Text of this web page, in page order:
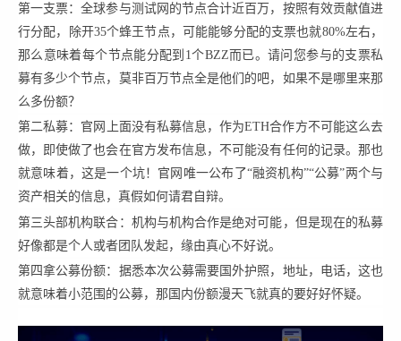
第一支票：全球参与测试网的节点合计近百万，按照有效贡献值进
行分配，除开35个蜂王节点，可能能够分配的支票也就80%左右，
那么意味着每个节点能分配到1个BZZ而已。请问您参与的支票私
募有多少个节点，莫非百万节点全是他们的吧，如果不是哪里来那
么多份额？
第二私募：官网上面没有私募信息，作为ETH合作方不可能这么去
做，即使做了也会在官方发布信息，不可能没有任何的记录。那也
就意味着，这是一个坑！官网唯一公布了“融资机构”“公募”两个与
资产相关的信息，真假如何请君自辩。
第三头部机构联合：机构与机构合作是绝对可能，但是现在的私募
好像都是个人或者团队发起，缘由真心不好说。
第四拿公募份额：据悉本次公募需要国外护照，地址，电话，这也
就意味着小范围的公募，那国内份额漫天飞就真的要好好怀疑。